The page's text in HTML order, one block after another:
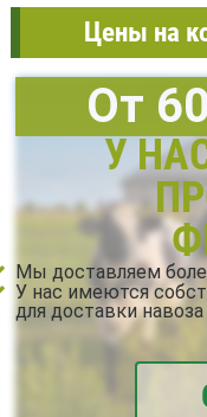
Цены на
От
У
Мы доставляем
У нас имеются
для доставки навоза